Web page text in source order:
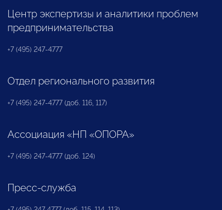
Центр экспертизы и аналитики проблем
предпринимательства
+7 (495) 247-4777
Отдел регионального развития
+7 (495) 247-4777 (доб. 116, 117)
Ассоциация «НП «ОПОРА»
+7 (495) 247-4777 (доб. 124)
Пресс-служба